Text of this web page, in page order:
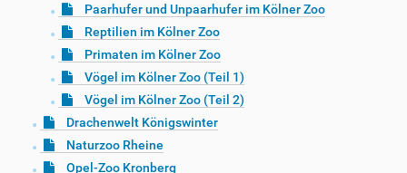
Paarhufer und Unpaarhufer im Kölner Zoo
Reptilien im Kölner Zoo
Primaten im Kölner Zoo
Vögel im Kölner Zoo (Teil 1)
Vögel im Kölner Zoo (Teil 2)
Drachenwelt Königswinter
Naturzoo Rheine
Opel-Zoo Kronberg